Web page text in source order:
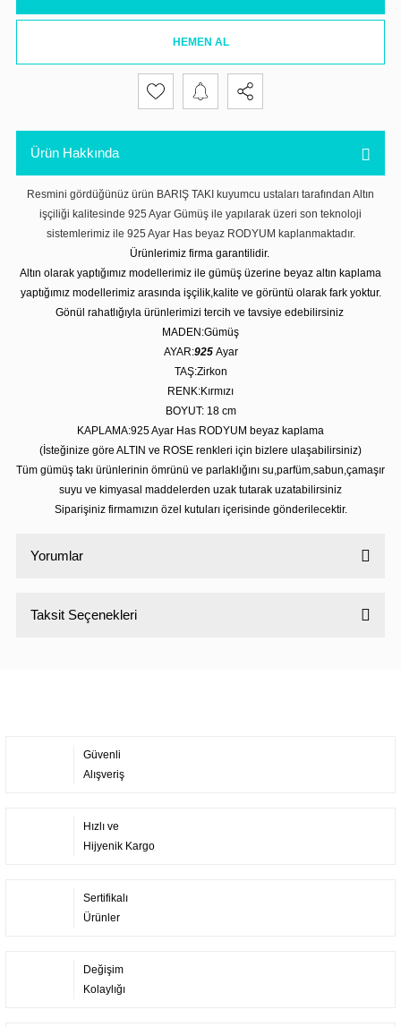
HEMEN AL
Ürün Hakkında
Resmini gördüğünüz ürün BARIŞ TAKI kuyumcu ustaları tarafından Altın
işçiliği kalitesinde 925 Ayar Gümüş ile yapılarak üzeri son teknoloji
sistemlerimiz ile 925 Ayar Has beyaz RODYUM kaplanmaktadır.
Ürünlerimiz firma garantilidir.
Altın olarak yaptığımız modellerimiz ile gümüş üzerine beyaz altın kaplama
yaptığımız modellerimiz arasında işçilik,kalite ve görüntü olarak fark yoktur.
Gönül rahatlığıyla ürünlerimizi tercih ve tavsiye edebilirsiniz
MADEN:Gümüş
AYAR:925 Ayar
TAŞ:Zirkon
RENK:Kırmızı
BOYUT: 18 cm
KAPLAMA:925 Ayar Has RODYUM beyaz kaplama
(İsteğinize göre ALTIN ve ROSE renkleri için bizlere ulaşabilirsiniz)
Tüm gümüş takı ürünlerinin ömrünü ve parlaklığını su,parfüm,sabun,çamaşır
suyu ve kimyasal maddelerden uzak tutarak uzatabilirsiniz
Siparişiniz firmamızın özel kutuları içerisinde gönderilecektir.
Yorumlar
Taksit Seçenekleri
Güvenli
Alışveriş
Hızlı ve
Hijyenik Kargo
Sertifikalı
Ürünler
Değişim
Kolaylığı